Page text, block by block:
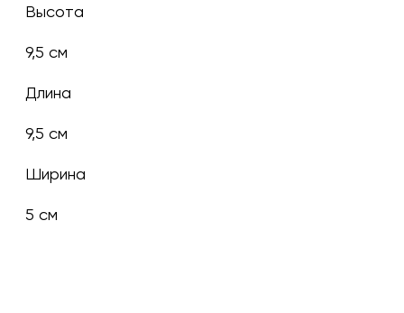
Высота
9,5 см
Длина
9,5 см
Ширина
5 см